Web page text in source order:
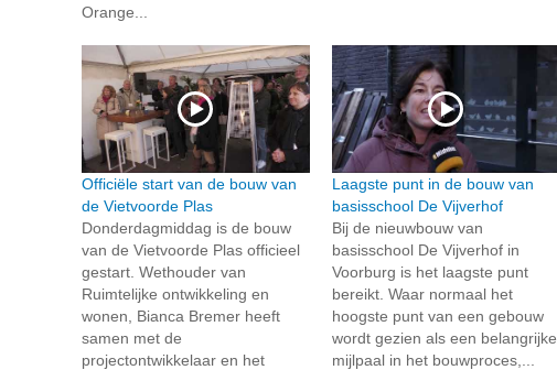
Orange...
Officiële start van de bouw van
de Vietvoorde Plas
Donderdagmiddag is de bouw
van de Vietvoorde Plas officieel
gestart. Wethouder van
Ruimtelijke ontwikkeling en
wonen, Bianca Bremer heeft
samen met de
projectontwikkelaar en het
Laagste punt in de bouw van
basisschool De Vijverhof
Bij de nieuwbouw van
basisschool De Vijverhof in
Voorburg is het laagste punt
bereikt. Waar normaal het
hoogste punt van een gebouw
wordt gezien als een belangrijke
mijlpaal in het bouwproces,...